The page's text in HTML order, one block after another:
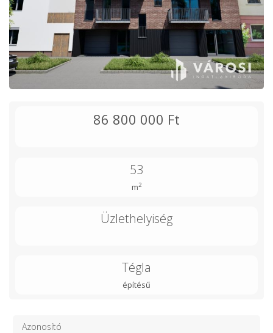
86 800 000 Ft
53
m2
Üzlethelyiség
Tégla
építésű
Azonosító